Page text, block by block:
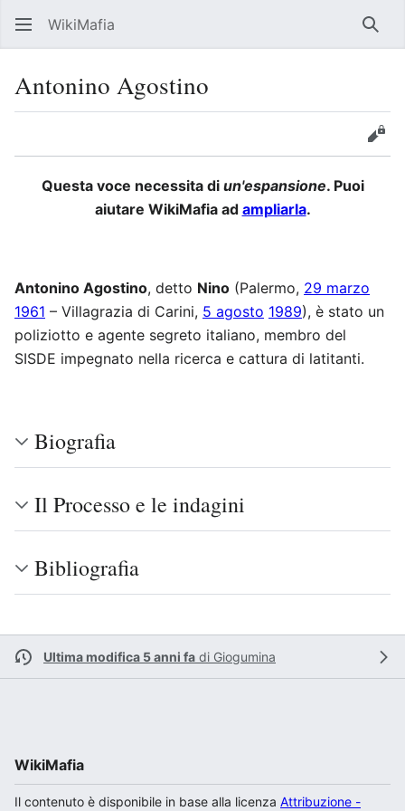
WikiMafia
Antonino Agostino
Segui
Questa voce necessita di un'espansione. Puoi
aiutare WikiMafia ad ampliarla.
Antonino Agostino, detto Nino (Palermo, 29 marzo
1961 – Villagrazia di Carini, 5 agosto 1989), è stato un
poliziotto e agente segreto italiano, membro del
SISDE impegnato nella ricerca e cattura di latitanti.
Biografia
Il Processo e le indagini
Bibliografia
Ultima modifica 5 anni fa di Giogumina
WikiMafia
Il contenuto è disponibile in base alla licenza Attribuzione -